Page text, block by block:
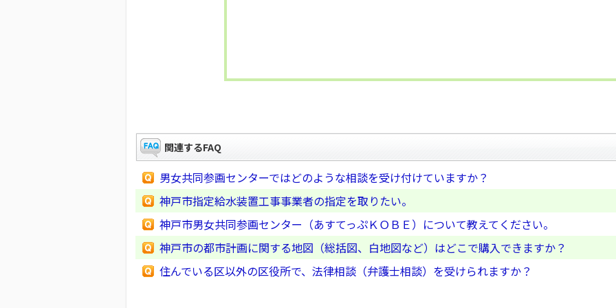
関連するFAQ
男女共同参画センターではどのような相談を受け付けていますか？
神戸市指定給水装置工事事業者の指定を取りたい。
神戸市男女共同参画センター（あすてっぷＫＯＢＥ）について教えてください。
神戸市の都市計画に関する地図（総括図、白地図など）はどこで購入できますか？
住んでいる区以外の区役所で、法律相談（弁護士相談）を受けられますか？